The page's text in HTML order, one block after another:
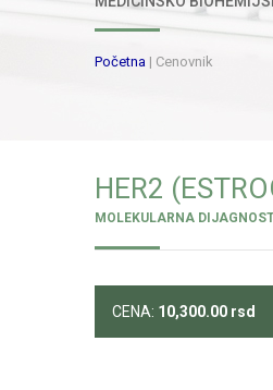
Početna | Cenovnik
HER2
MOLEKULARNA
CENA: 10,300.00 rsd